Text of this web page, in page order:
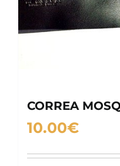
CORREA
10.00€